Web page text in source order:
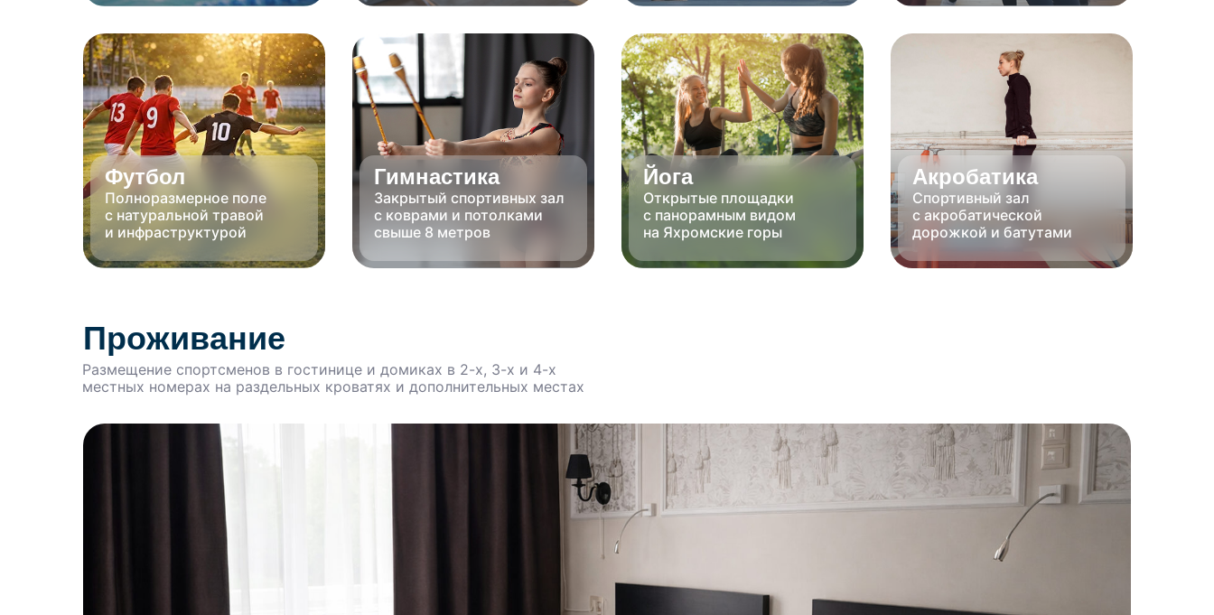
Футбол
Полноразмерное поле
с натуральной травой
и инфраструктурой
Гимнастика
Закрытый спортивных зал
с коврами и потолками
свыше 8 метров
Йога
Открытые площадки
с панорамным видом
на Яхромские горы
Акробатика
Спортивный зал
с акробатической
дорожкой и батутами
Размещение спортсменов в гостинице и домиках в 2-х, 3-х и 4-х
местных номерах на раздельных кроватях и дополнительных местах
Проживание